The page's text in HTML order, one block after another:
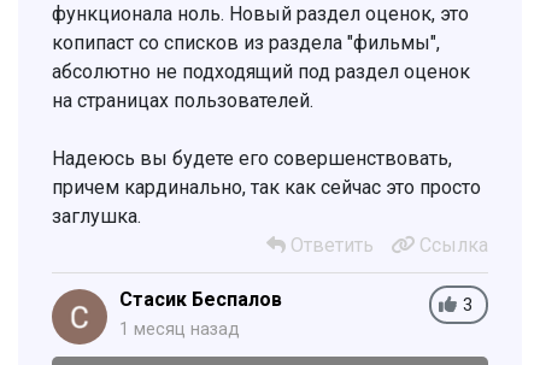
функционала ноль. Новый раздел оценок, это
копипаст со списков из раздела "фильмы",
абсолютно не подходящий под раздел оценок
на страницах пользователей.
Надеюсь вы будете его совершенствовать,
причем кардинально, так как сейчас это просто
заглушка.
Ответить
Ссылка
3
Стасик Беспалов
1 месяц назад